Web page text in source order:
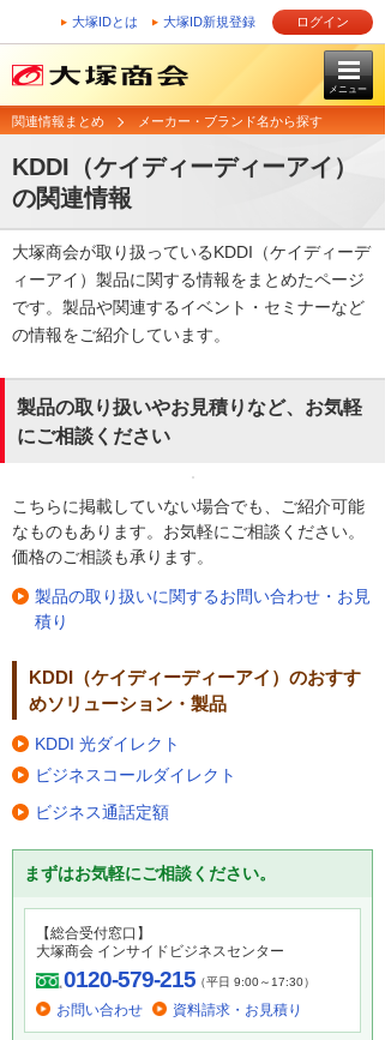
大塚IDとは 大塚ID新規登録 ログイン
メニュー
関連情報まとめ メーカー・ブランド名から探す
KDDI（ケイディーディーアイ）
の関連情報
大塚商会が取り扱っているKDDI（ケイディーデ
ィーアイ）製品に関する情報をまとめたページ
です。製品や関連するイベント・セミナーなど
の情報をご紹介しています。
製品の取り扱いやお見積りなど、お気軽
にご相談ください
こちらに掲載していない場合でも、ご紹介可能
なものもあります。お気軽にご相談ください。
価格のご相談も承ります。
製品の取り扱いに関するお問い合わせ・お見
積り
KDDI（ケイディーディーアイ）のおすす
めソリューション・製品
KDDI 光ダイレクト
ビジネスコールダイレクト
ビジネス通話定額
まずはお気軽にご相談ください。
【総合受付窓口】
大塚商会 インサイドビジネスセンター
0120-579-215（平日 9:00～17:30）
お問い合わせ 資料請求・お見積り